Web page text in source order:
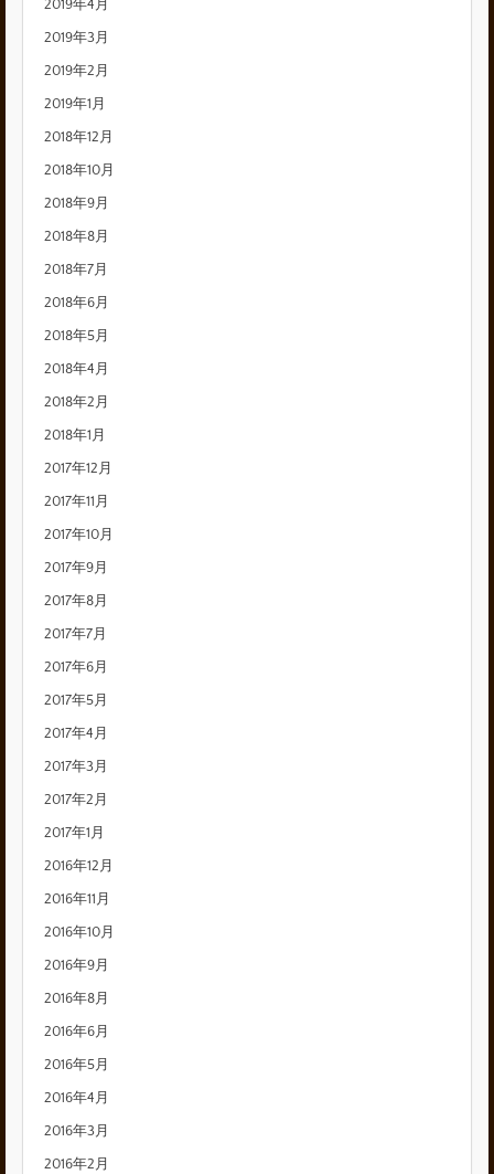
2019年4月
2019年3月
2019年2月
2019年1月
2018年12月
2018年10月
2018年9月
2018年8月
2018年7月
2018年6月
2018年5月
2018年4月
2018年2月
2018年1月
2017年12月
2017年11月
2017年10月
2017年9月
2017年8月
2017年7月
2017年6月
2017年5月
2017年4月
2017年3月
2017年2月
2017年1月
2016年12月
2016年11月
2016年10月
2016年9月
2016年8月
2016年6月
2016年5月
2016年4月
2016年3月
2016年2月